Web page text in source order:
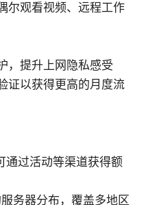
尔观看视频、远程工作
，提升上网隐私感受
证以获得更高的月度流
过活动等渠道获得额
务器分布，覆盖多地区